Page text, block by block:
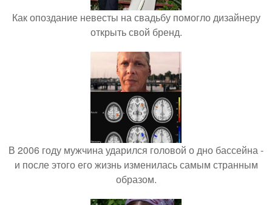
Как опоздание невесты на свадьбу помогло дизайнеру
открыть свой бренд.
В 2006 году мужчина ударился головой о дно бассейна -
и после этого его жизнь изменилась самым странным
образом.